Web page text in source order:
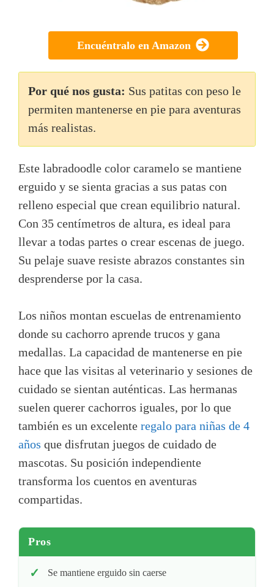
Encuéntralo en Amazon
Por qué nos gusta: Sus patitas con peso le
permiten mantenerse en pie para aventuras
más realistas.
Este labradoodle color caramelo se mantiene
erguido y se sienta gracias a sus patas con
relleno especial que crean equilibrio natural.
Con 35 centímetros de altura, es ideal para
llevar a todas partes o crear escenas de juego.
Su pelaje suave resiste abrazos constantes sin
desprenderse por la casa.
Los niños montan escuelas de entrenamiento
donde su cachorro aprende trucos y gana
medallas. La capacidad de mantenerse en pie
hace que las visitas al veterinario y sesiones de
cuidado se sientan auténticas. Las hermanas
suelen querer cachorros iguales, por lo que
también es un excelente regalo para niñas de 4
años que disfrutan juegos de cuidado de
mascotas. Su posición independiente
transforma los cuentos en aventuras
compartidas.
Pros
Se mantiene erguido sin caerse